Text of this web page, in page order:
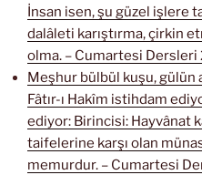
İnsan isen, şu güzel işlere
dalâleti karıştırma, çirkin
olma. – Cumartesi Dersleri
Meşhur bülbül kuşu, gülün
Fâtır-ı Hakîm istihdam
ediyor: Birincisi: Hayvânat
taifelerine karşı olan
memurdur. – Cumartesi